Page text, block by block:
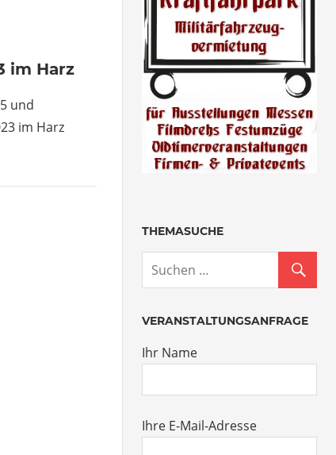
im Harz
und
im Harz
THEMASUCHE
VERANSTALTUNGSANFRAGE
Ihr Name
Ihre E-Mail-Adresse